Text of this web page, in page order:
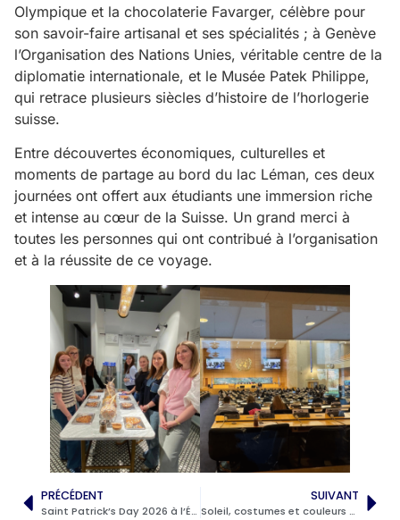
Olympique et la chocolaterie Favarger, célèbre pour
son savoir-faire artisanal et ses spécialités ; à Genève
l’Organisation des Nations Unies, véritable centre de la
diplomatie internationale, et le Musée Patek Philippe,
qui retrace plusieurs siècles d’histoire de l’horlogerie
suisse.
Entre découvertes économiques, culturelles et
moments de partage au bord du lac Léman, ces deux
journées ont offert aux étudiants une immersion riche
et intense au cœur de la Suisse. Un grand merci à
toutes les personnes qui ont contribué à l’organisation
et à la réussite de ce voyage.
PRÉCÉDENT
Saint Patrick’s Day 2026 à l’École et au Collège
SUIVANT
Soleil, costumes et couleurs pour Carnaval 2026